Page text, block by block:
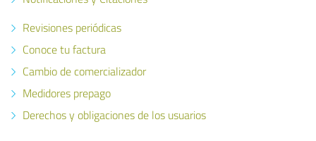
Revisiones periódicas
Conoce tu factura
Cambio de comercializador
Medidores prepago
Derechos y obligaciones de los usuarios